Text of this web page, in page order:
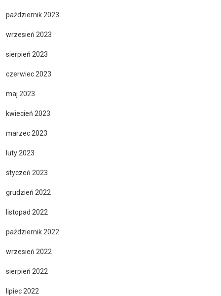
październik 2023
wrzesień 2023
sierpień 2023
czerwiec 2023
maj 2023
kwiecień 2023
marzec 2023
luty 2023
styczeń 2023
grudzień 2022
listopad 2022
październik 2022
wrzesień 2022
sierpień 2022
lipiec 2022